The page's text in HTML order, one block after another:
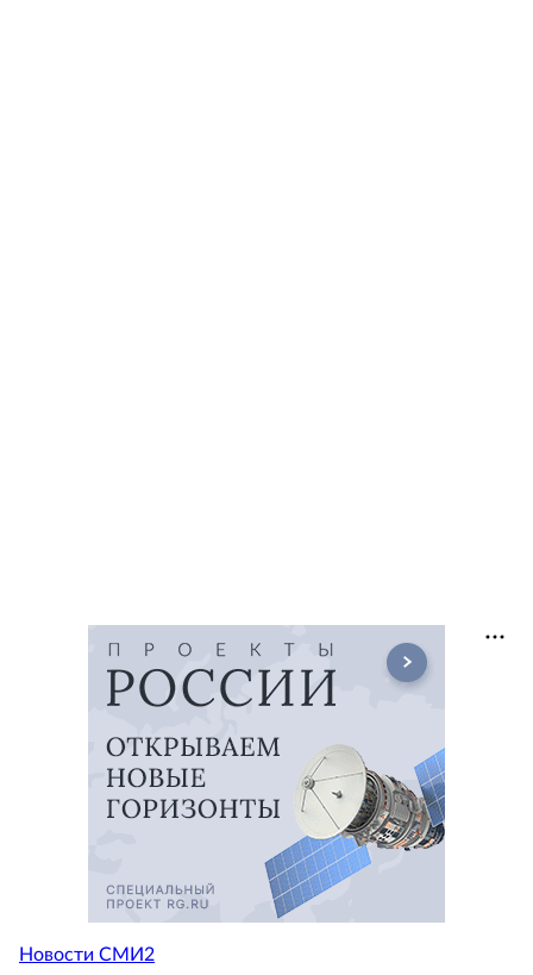
Новости СМИ2